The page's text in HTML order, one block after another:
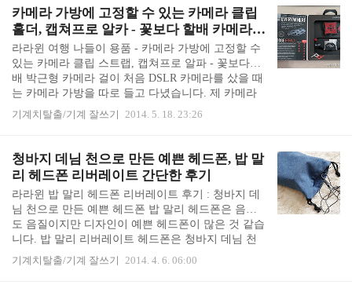
으면 훨씬 편할 것 같았습니다. 그러던 차에 LG 더
블로거 2기 활동했던 인연으로 블루투스 헤드셋을
선물받아 신이 났습니다. 선물 감사합니다! LG 톤플
러스 HBS-750 입니다. LG의 목걸이형 블루투스 헤드
셋을 사용하고 있는 분들을 종종 봐서 다 똑같은 것
인 줄 알았는데, 목걸이형 디자인은 똑같지만 모델
버전이 매년 업그레이드 되어 나오고 있었다고..
카메라 가방에 고정할 수 있는 카메라 클립
홀더, 캡쳐프로 알카 - 꽃보다 할배 카메라
걸이
라라윈 여행 나들이 용품 - 카메라 가방에 고정할 수
있는 카메라 클립 스트랩, 캡쳐프로 알파 - 꽃보다할
배 박근형 카메라 걸이 처음 DSLR 카메라를 샀을 때
는 카메라 가방을 따로 들고 다녔습니다. 제 카메라
는 소중하니까요. 카메라 가방에 따로 들고 다니니
카메라 보호에는 좋은데, 무겁고 귀찮고 옷 잘 차려
단점이 있었습니다. 이내 카메라를 천으로 된 카메라
케이스에 둘둘 말아 가지고 다니고 있습니다. 카메라
보다 제가 더 소중...^^;; 그런데 가방 안에 대충 넣어
가지고 다니다 보니, 여행이나 나들이 가서는 카메라
가 이 꼴로 가방에 쳐박혀있기 일쑤였습니다. 금방
다시 꺼내어 찍을건데 매번 케이스에 잘 넣기가 귀찮
았어요...ㅜㅜ 그냥 가방에 쑤셔 넣으면..
기계치탈출/기계 잘쓰기 2014. 5. 18. 23:26
청바지 데님 천으로 만든 예쁜 헤드폰, 밥 말
리 헤드폰 리버레이트 간단한 후기
라라윈 밥 말리 헤드폰 리버레이트 후기 : 청바지 데
님 천으로 만든 예쁜 헤드폰 밥 말리 헤드폰은 음질
도 음질이지만 디자인이 예쁜 헤드폰이 많은 것 같습
니다. 밥 말리 리버레이트 헤드폰은 청바지 데님 천
으로 만들어져 있어서 시원하면서 예쁜 헤드폰이었
어요. 밥 말리 헤드폰 리버레이트 The House of Marle
기계치탈출/기계 잘쓰기 2014. 4. 6. 06:00